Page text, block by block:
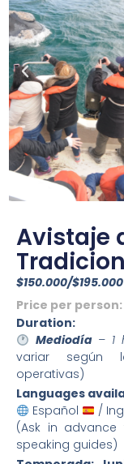
Avistaje
Price per person:
$150.000/$195.000
Duration:
Mediodía – 1
variar según
operativas)
Languages
Español
/
(Ask in advance
speaking guides)